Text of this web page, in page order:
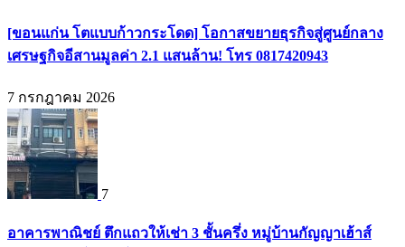
[ขอนแก่น โตแบบก้าวกระโดด] โอกาสขยายธุรกิจสู่ศูนย์กลาง
เศรษฐกิจอีสานมูลค่า 2.1 แสนล้าน! โทร 0817420943
7 กรกฎาคม 2026
7
อาคารพาณิชย์ ตึกแถวให้เช่า 3 ชั้นครึ่ง หมู่บ้านกัญญาเฮ้าส์